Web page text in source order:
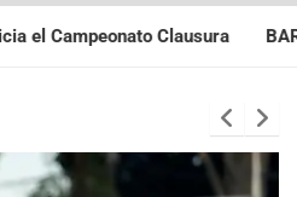
BARILOCHENSE: Preparan una